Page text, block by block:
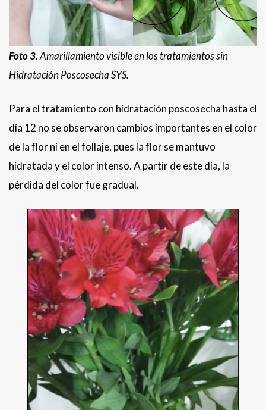
Foto 3. Amarillamiento visible en los tratamientos sin
Hidratación Poscosecha SYS.
Para el tratamiento con hidratación poscosecha hasta el
día 12 no se observaron cambios importantes en el color
de la flor ni en el follaje, pues la flor se mantuvo
hidratada y el color intenso. A partir de este día, la
pérdida del color fue gradual.